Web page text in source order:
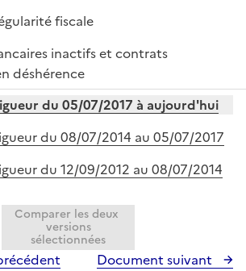
fiscale
inactifs et contrats
déshérence
du 05/07/2017 à aujourd'hui
du 08/07/2014 au 05/07/2017
du 12/09/2012 au 08/07/2014
Comparer les deux
versions
sélectionnées
Document suivant